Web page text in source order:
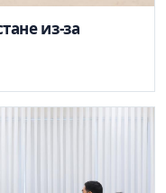
из-за